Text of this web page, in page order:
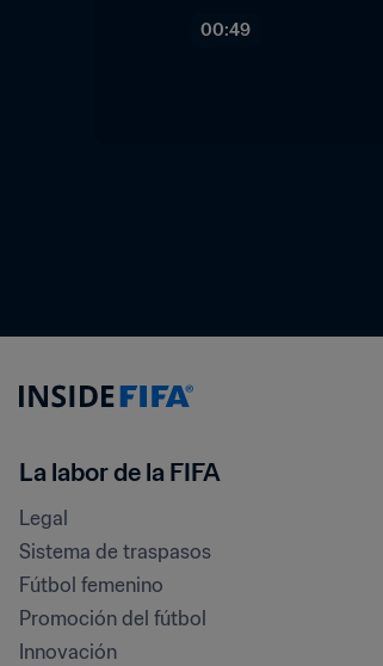
00:49
La labor de la FIFA
Legal
Sistema de traspasos
Fútbol femenino
Promoción del fútbol
Innovación